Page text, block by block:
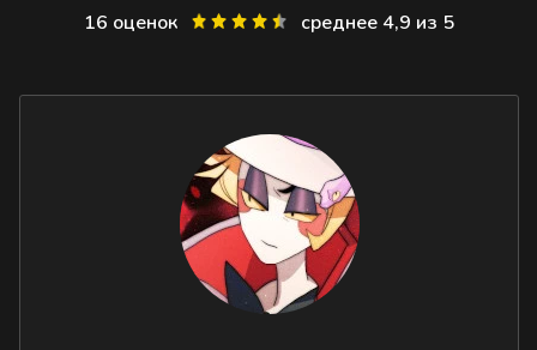
16 оценок среднее 4,9 из 5